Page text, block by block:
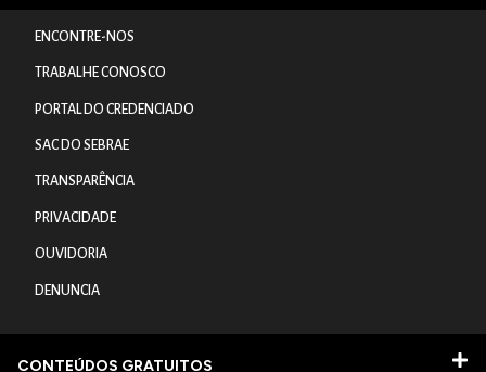
ENCONTRE-NOS
TRABALHE CONOSCO
PORTAL DO CREDENCIADO
SAC DO SEBRAE
TRANSPARÊNCIA
PRIVACIDADE
OUVIDORIA
DENUNCIA
CONTEÚDOS GRATUITOS